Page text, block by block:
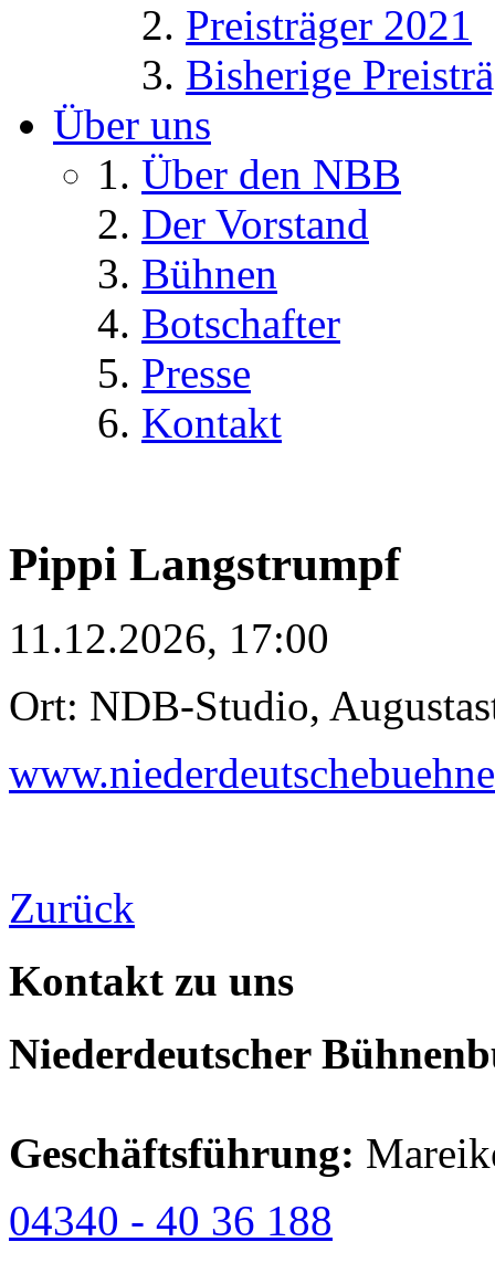
Preisträger 2021
Bisherige
Über uns
Über den NBB
Der Vorstand
Bühnen
Botschafter
Presse
Kontakt
Pippi Langstrumpf
11.12.2026, 17:00
Ort: NDB-Studio,
Zurück
Kontakt zu uns
Niederdeutscher
Geschäftsführung:
04340 - 40 36 188